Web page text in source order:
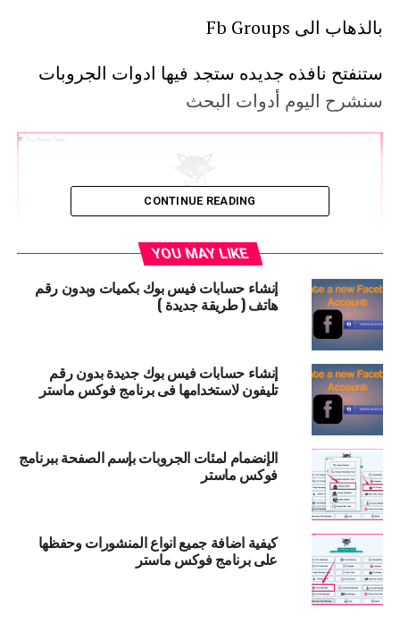
بالذهاب الى Fb Groups
ستنفتح نافذه جديده ستجد فيها ادوات الجروبات
سنشرح اليوم أدوات البحث
1 – الاداة الاولى groups search
بالضغط عليها ستظهر الاداة بالشكل التالى
CONTINUE READING
YOU MAY LIKE
إنشاء حسابات فيس بوك بكميات وبدون رقم
هاتف ( طريقة جديدة )
إنشاء حسابات فيس بوك جديدة بدون رقم
تليفون لاستخدامها فى برنامج فوكس ماستر
الإنضمام لمئات الجروبات بإسم الصفحة ببرنامج
فوكس ماستر
كيفية اضافة جميع انواع المنشورات وحفظها
على برنامج فوكس ماستر